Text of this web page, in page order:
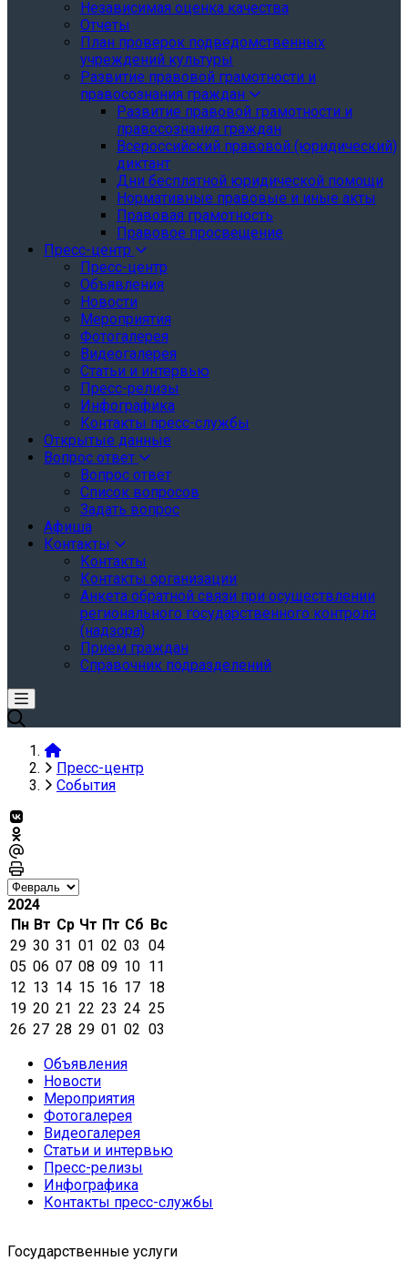
Независимая оценка качества
Отчеты
План проверок подведомственных
учреждений культуры
Развитие правовой грамотности и
правосознания граждан
Развитие правовой грамотности и
правосознания граждан
Всероссийский правовой (юридический)
диктант
Дни бесплатной юридической помощи
Нормативные правовые и иные акты
Правовая грамотность
Правовое просвещение
Пресс-центр
Пресс-центр
Объявления
Новости
Мероприятия
Фотогалерея
Видеогалерея
Статьи и интервью
Пресс-релизы
Инфографика
Контакты пресс-службы
Открытые данные
Вопрос ответ
Вопрос ответ
Список вопросов
Задать вопрос
Афиша
Контакты
Контакты
Контакты организации
Анкета обратной связи при осуществлении
регионального государственного контроля
(надзора)
Прием граждан
Справочник подразделений
Пресс-центр
События
2024
Пн Вт Ср Чт Пт Сб Вс
29 30 31 01 02 03 04
05 06 07 08 09 10 11
12 13 14 15 16 17 18
19 20 21 22 23 24 25
26 27 28 29 01 02 03
Объявления
Новости
Мероприятия
Фотогалерея
Видеогалерея
Статьи и интервью
Пресс-релизы
Инфографика
Контакты пресс-службы
Государственные услуги